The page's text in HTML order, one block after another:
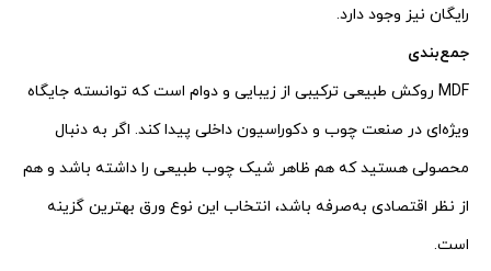
رایگان نیز وجود دارد.
جمع‌بندی
MDF روکش طبیعی ترکیبی از زیبایی و دوام است که توانسته جایگاه
ویژه‌ای در صنعت چوب و دکوراسیون داخلی پیدا کند. اگر به دنبال
محصولی هستید که هم ظاهر شیک چوب طبیعی را داشته باشد و هم
از نظر اقتصادی به‌صرفه باشد، انتخاب این نوع ورق بهترین گزینه
است.